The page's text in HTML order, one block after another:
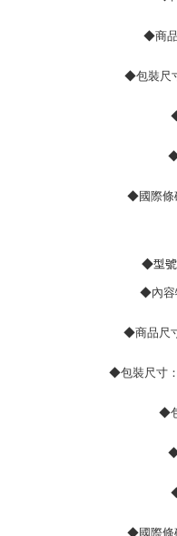
◆商
◆包裝尺
◆
◆國際條
◆型號
◆內容
◆商品尺
◆包裝尺寸
◆
◆
◆國際條